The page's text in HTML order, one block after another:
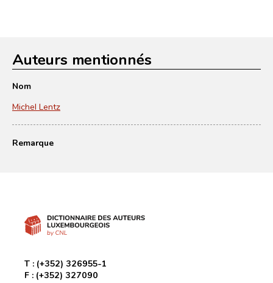
Auteurs mentionnés
Nom
Michel Lentz
Remarque
T : (+352) 326955-1
F : (+352) 327090